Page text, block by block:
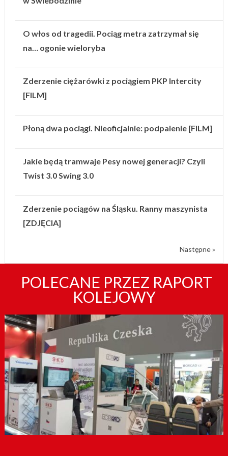
O włos od tragedii. Pociąg metra zatrzymał się
na… ogonie wieloryba
Zderzenie ciężarówki z pociągiem PKP Intercity
[FILM]
Płoną dwa pociągi. Nieoficjalnie: podpalenie [FILM]
Jakie będą tramwaje Pesy nowej generacji? Czyli
Twist 3.0 Swing 3.0
Zderzenie pociągów na Śląsku. Ranny maszynista
[ZDJĘCIA]
Następne »
POLECANE PRZEZ RAPORT
KOLEJOWY